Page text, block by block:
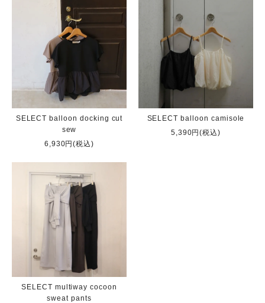
SELECT balloon docking cut
sew
6,930円(税込)
SELECT balloon camisole
5,390円(税込)
SELECT multiway cocoon
sweat pants